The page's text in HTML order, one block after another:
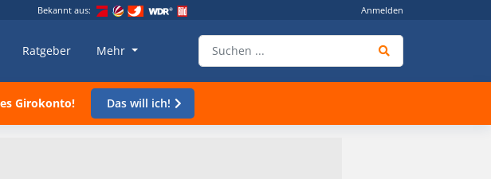
Bekannt aus: Anmelden
Ratgeber Mehr
Girokonto! Das will ich!